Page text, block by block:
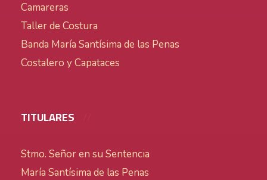
Camareras
Taller de Costura
Banda María Santísima de las Penas
Costalero y Capataces
TITULARES
Stmo. Señor en su Sentencia
María Santísima de las Penas